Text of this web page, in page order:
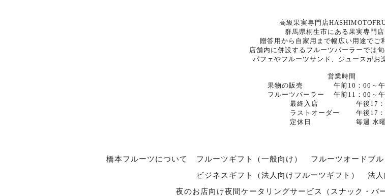
高級果実専門店
群馬県桐生市にある果実専門店
贈答用から自家用まで幅広い用途でご
店舗内に併設するフルーツパーラーでは
パフェやフルーツサンド、ジュースがお
営業時間
果物の販売 午前10：00～午
フルーツパーラー 午前11：00～
最終入店 午後17：
ラストオーダー 午後17：
定休日 毎週 水曜
橋本フルーツについて フルーツギフト（一般向け） フルーツオードブ
ビジネスギフト（法人向けフルーツギフト）
法
夜のお店向け夜間ケータリングサービス（スナック・バー